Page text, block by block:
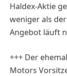
Haldex-Aktie
weniger als
Angebot läuft
+++ Der
Motors